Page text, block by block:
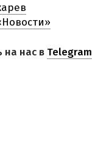
на нас в Telegram